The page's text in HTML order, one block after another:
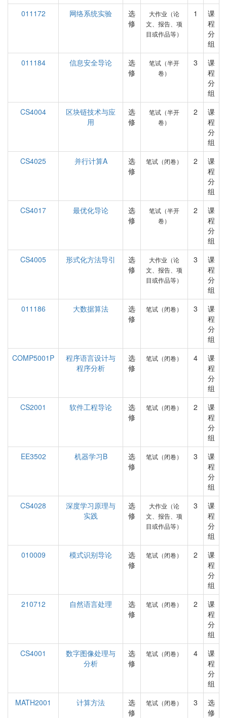
011172
网络系统实验
选
修
大作业（论
文、报告、项
目或作品等）
1
课
程
分
组
011184
信息安全导论
选
修
笔试（半开
卷）
3
课
程
分
组
CS4004
区块链技术与应
用
选
修
笔试（半开
卷）
2
课
程
分
组
CS4025
并行计算A
选
修
笔试（闭卷） 2
课
程
分
组
CS4017
最优化导论
选
修
笔试（半开
卷）
2
课
程
分
组
CS4005
形式化方法导引
选
修
大作业（论
文、报告、项
目或作品等）
3
课
程
分
组
011186
大数据算法
选
修
笔试（闭卷） 3
课
程
分
组
COMP5001P
程序语言设计与
程序分析
选
修
笔试（闭卷） 4
课
程
分
组
CS2001
软件工程导论
选
修
笔试（闭卷） 2
课
程
分
组
EE3502
机器学习B
选
修
笔试（闭卷） 3
课
程
分
组
CS4028
深度学习原理与
实践
选
修
大作业（论
文、报告、项
目或作品等）
3
课
程
分
组
010009
模式识别导论
选
修
笔试（闭卷） 2
课
程
分
组
210712
自然语言处理
选
修
笔试（闭卷） 2
课
程
分
组
CS4001
数字图像处理与
分析
选
修
笔试（闭卷） 4
课
程
分
组
MATH2001
计算方法
选
修
笔试（闭卷） 3
选
修